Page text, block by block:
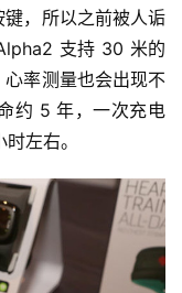
，所以之前被人诟
支持 30 米的
率测量也会出现不
约 5 年，一次充电
左右。